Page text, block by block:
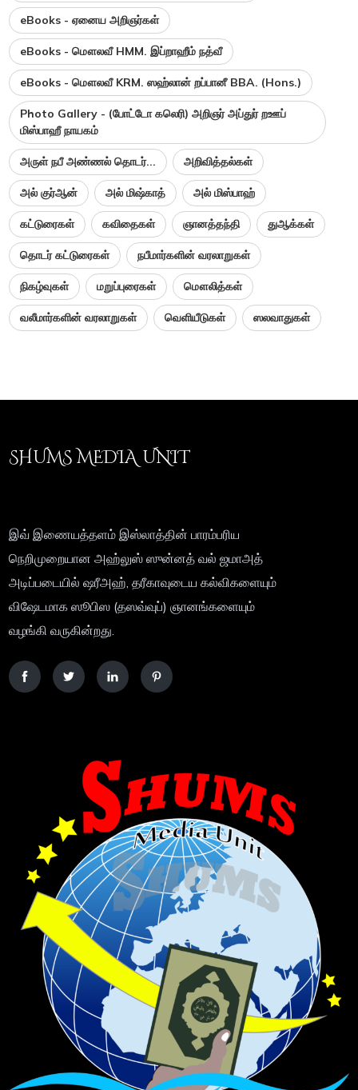
eBooks - ஏனைய அறிஞர்கள்
eBooks - மௌலவீ HMM. இப்றாஹீம் நத்வீ
eBooks - மௌலவீ KRM. ஸஹ்லான் றப்பானீ BBA. (Hons.)
Photo Gallery - (போட்டோ கலெரி) அறிஞர் அப்துர் றஊப்
மிஸ்பாஹீ நாயகம்
அருள் நபீ அண்ணல் தொடர்... அறிவித்தல்கள்
அல் குர்ஆன் அல் மிஷ்காத் அல் மிஸ்பாஹ்
கட்டுரைகள் கவிதைகள் ஞானத்தந்தி துஆக்கள்
தொடர் கட்டுரைகள் நபீமார்களின் வரலாறுகள்
நிகழ்வுகள் மறுப்புரைகள் மௌலித்கள்
வலீமார்களின் வரலாறுகள் வெளியீடுகள் ஸலவாதுகள்
SHUMS MEDIA UNIT
இவ் இணையத்தளம் இஸ்லாத்தின் பாரம்பரிய
நெறிமுறையான அஹ்லுஸ் ஸுன்னத் வல் ஜமாஅத்
அடிப்படையில் ஷரீஅஹ், தரீகாவுடைய கல்விகளையும்
விஷேடமாக ஸூபிஸ (தஸவ்வுப்) ஞானங்களையும்
வழங்கி வருகின்றது.